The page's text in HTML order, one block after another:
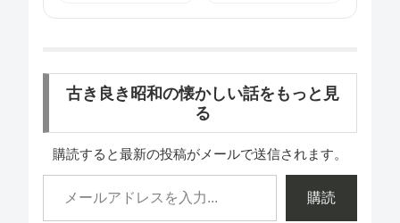
古き良き昭和の懐かしい話をもっと見
る
購読すると最新の投稿がメールで送信されます。
購読